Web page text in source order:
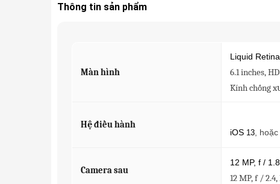
Thông tin sản phẩm
Màn hình
Liquid
6.1 inches,
Kính chống
Hệ điều hành
iOS 13,
Camera sau
12 MP, f /
12 MP, f /